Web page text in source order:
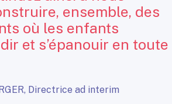
ensemble, des
où les enfants
et s’épanouir en toute
Directrice ad interim